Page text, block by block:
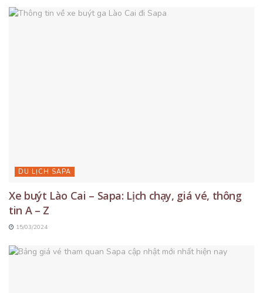
DU LỊCH SAPA
Xe buýt Lào Cai – Sapa: Lịch chạy, giá vé, thông
tin A – Z
15/03/2024